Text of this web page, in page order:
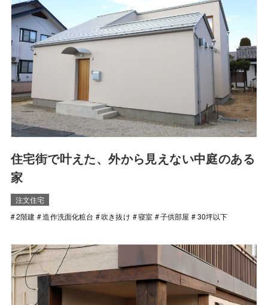
住宅街で叶えた、外から見えない中庭のある
家
注文住宅
2階建
造作洗面化粧台 吹き抜け 寝室 子供部屋 30坪以下